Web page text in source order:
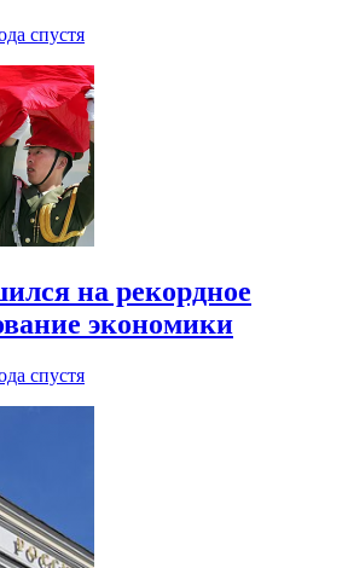
спустя
на рекордное
экономики
спустя